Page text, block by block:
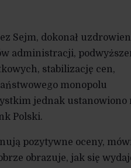
Sejm, dokonał
administracji,
stabilizację cen,
monopolu
jednak ustanowiono
Polski.
pozytywne oceny,
obrazuje, jak się